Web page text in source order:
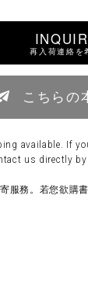
再入荷連絡を
こちらの
available. If
us directly
服務。若您欲購